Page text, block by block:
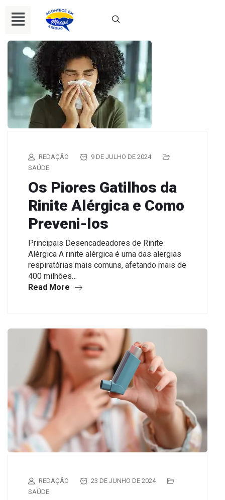
REDAÇÃO
9 DE JULHO DE 2024
SAÚDE
Os Piores Gatilhos da
Rinite Alérgica e Como
Preveni-los
Principais Desencadeadores de Rinite
Alérgica A rinite alérgica é uma das alergias
respiratórias mais comuns, afetando mais de
400 milhões…
Read More
REDAÇÃO
23 DE JUNHO DE 2024
SAÚDE